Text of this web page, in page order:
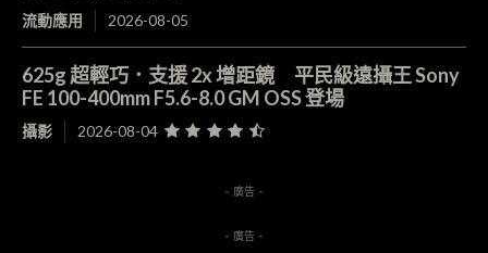
流動應用 2026-08-05
625g 超輕巧．支援 2x 增距鏡 平民級遠攝王 Sony
FE 100-400mm F5.6-8.0 GM OSS 登場
攝影 2026-08-04
- 廣告 -
- 廣告 -